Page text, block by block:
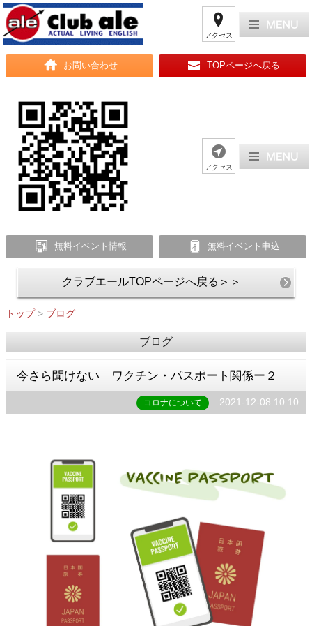
アクセス
お問い合わせ TOPページへ戻る
アクセス
無料イベント情報 無料イベント申込
クラブエールTOPページへ戻る＞＞
トップ > ブログ
ブログ
今さら聞けない ワクチン・パスポート関係ー２
コロナについて 2021-12-08 10:10